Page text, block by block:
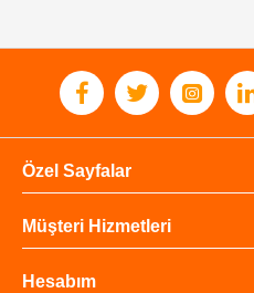
Özel Sayfalar
Müşteri Hizmetleri
Hesabım